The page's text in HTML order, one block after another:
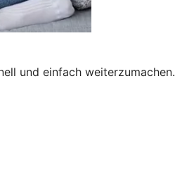
und einfach weiterzumachen.